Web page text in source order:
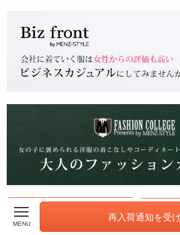
MENU
再入荷通知を受
この商品ページの1番上に戻る